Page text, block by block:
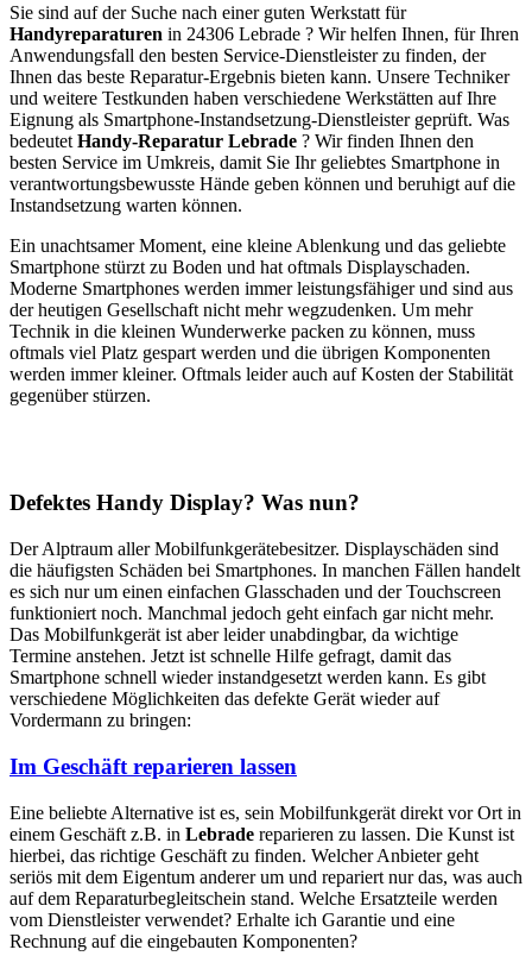
Sie sind auf der Suche nach einer guten Werkstatt für
Handyreparaturen in 24306 Lebrade ? Wir helfen Ihnen, für Ihren
Anwendungsfall den besten Service-Dienstleister zu finden, der
Ihnen das beste Reparatur-Ergebnis bieten kann. Unsere Techniker
und weitere Testkunden haben verschiedene Werkstätten auf Ihre
Eignung als Smartphone-Instandsetzung-Dienstleister geprüft. Was
bedeutet Handy-Reparatur Lebrade ? Wir finden Ihnen den
besten Service im Umkreis, damit Sie Ihr geliebtes Smartphone in
verantwortungsbewusste Hände geben können und beruhigt auf die
Instandsetzung warten können.
Ein unachtsamer Moment, eine kleine Ablenkung und das geliebte
Smartphone stürzt zu Boden und hat oftmals Displayschaden.
Moderne Smartphones werden immer leistungsfähiger und sind aus
der heutigen Gesellschaft nicht mehr wegzudenken. Um mehr
Technik in die kleinen Wunderwerke packen zu können, muss
oftmals viel Platz gespart werden und die übrigen Komponenten
werden immer kleiner. Oftmals leider auch auf Kosten der Stabilität
gegenüber stürzen.
Defektes Handy Display? Was nun?
Der Alptraum aller Mobilfunkgerätebesitzer. Displayschäden sind
die häufigsten Schäden bei Smartphones. In manchen Fällen handelt
es sich nur um einen einfachen Glasschaden und der Touchscreen
funktioniert noch. Manchmal jedoch geht einfach gar nicht mehr.
Das Mobilfunkgerät ist aber leider unabdingbar, da wichtige
Termine anstehen. Jetzt ist schnelle Hilfe gefragt, damit das
Smartphone schnell wieder instandgesetzt werden kann. Es gibt
verschiedene Möglichkeiten das defekte Gerät wieder auf
Vordermann zu bringen:
Im Geschäft reparieren lassen
Eine beliebte Alternative ist es, sein Mobilfunkgerät direkt vor Ort in
einem Geschäft z.B. in Lebrade reparieren zu lassen. Die Kunst ist
hierbei, das richtige Geschäft zu finden. Welcher Anbieter geht
seriös mit dem Eigentum anderer um und repariert nur das, was auch
auf dem Reparaturbegleitschein stand. Welche Ersatzteile werden
vom Dienstleister verwendet? Erhalte ich Garantie und eine
Rechnung auf die eingebauten Komponenten?